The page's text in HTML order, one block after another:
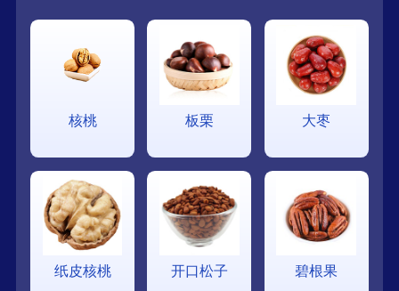
核桃 板栗 大枣
纸皮核桃 开口松子 碧根果